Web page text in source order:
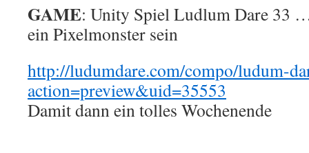
GAME: Unity Spiel Ludlum Dare 33
ein Pixelmonster sein
http://ludumdare.com/compo/ludum-
action=preview&uid=35553
Damit dann ein tolles Wochenende